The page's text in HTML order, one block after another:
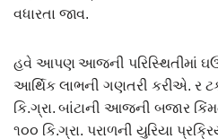
વધારતા જાવ.
હવે આપણ આજની પરિસ્થિતીમાં
આર્થિક લાભની ગણતરી કરીએ. ર
કિ.ગ્રા. બાંટાની આજની બજાર
૧૦૦ કિ.ગ્રા. પરાળની યુરિયા